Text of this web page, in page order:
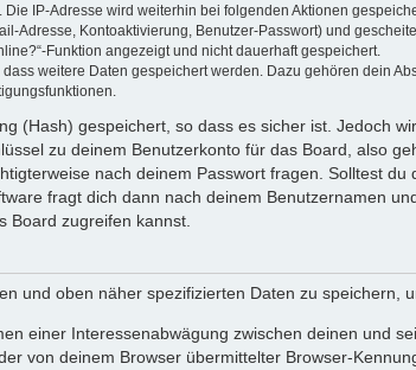
IP-Adresse wird weiterhin bei folgenden Aktionen
Adresse, Kontoaktivierung, Benutzer-Passwort) und
Funktion angezeigt und nicht dauerhaft gespeichert.
weitere Daten gespeichert werden. Dazu gehören dein
(Hash) gespeichert, so dass es sicher ist. Jedoch
zu deinem Benutzerkonto für das Board, also
nach deinem Passwort fragen. Solltest
fragt dich dann nach deinem Benutzernamen
Board zugreifen kannst.
und oben näher spezifizierten Daten zu speichern,
einer Interessenabwägung zwischen deinen und
von deinem Browser übermittelter Browser-